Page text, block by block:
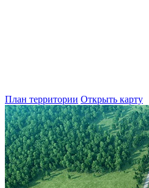
План территории Открыть карту